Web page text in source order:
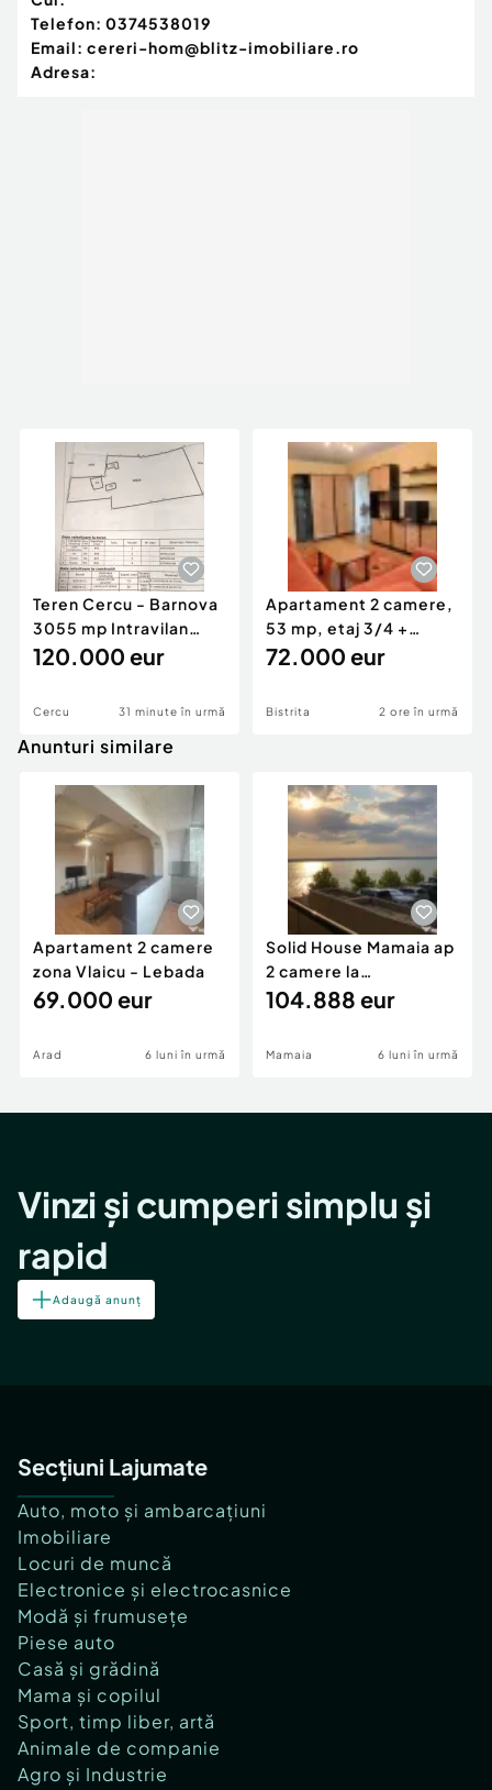
Telefon: 0374538019
Email: cereri-hom@blitz-imobiliare.ro
Adresa:
Teren Cercu - Barnova
3055 mp Intravilan
acces la DJ248D
120.000 eur
Cercu 31 minute în urmă
Apartament 2 camere,
53 mp, etaj 3/4 +
parcare acoperită |
72.000 eur
Bistrita 2 ore în urmă
Anunturi similare
Apartament 2 camere
zona Vlaicu - Lebada
69.000 eur
Arad 6 luni în urmă
Solid House Mamaia ap
2 camere la
cheie,langa Mega
104.888 eur
Mamaia 6 luni în urmă
Vinzi și cumperi simplu și
rapid
Adaugă anunț
Secțiuni Lajumate
Auto, moto și ambarcațiuni
Imobiliare
Locuri de muncă
Electronice și electrocasnice
Modă și frumusețe
Piese auto
Casă și grădină
Mama și copilul
Sport, timp liber, artă
Animale de companie
Agro și Industrie